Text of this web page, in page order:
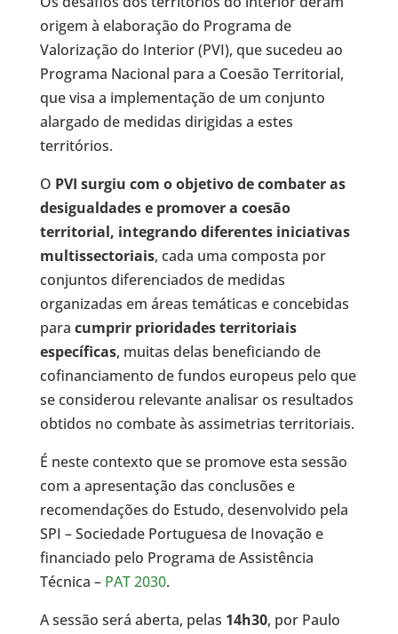
origem à elaboração do Programa de
Valorização do Interior (PVI), que sucedeu ao
Programa Nacional para a Coesão Territorial,
que visa a implementação de um conjunto
alargado de medidas dirigidas a estes
territórios.
O PVI surgiu com o objetivo de combater as
desigualdades e promover a coesão
territorial, integrando diferentes iniciativas
multissectoriais, cada uma composta por
conjuntos diferenciados de medidas
organizadas em áreas temáticas e concebidas
para cumprir prioridades territoriais
específicas, muitas delas beneficiando de
cofinanciamento de fundos europeus pelo que
se considerou relevante analisar os resultados
obtidos no combate às assimetrias territoriais.
É neste contexto que se promove esta sessão
com a apresentação das conclusões e
recomendações do Estudo, desenvolvido pela
SPI – Sociedade Portuguesa de Inovação e
financiado pelo Programa de Assistência
Técnica – PAT 2030.
A sessão será aberta, pelas 14h30, por Paulo